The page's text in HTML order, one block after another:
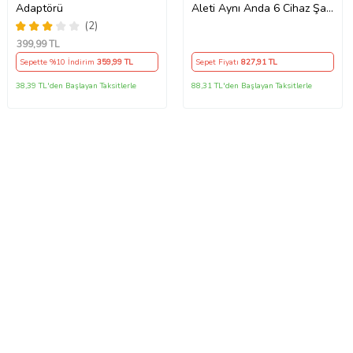
Adaptörü
(2)
399,99 TL
Sepette %10 İndirim359,99 TL
38,39 TL'den Başlayan Taksitlerle
Aleti Aynı Anda 6 Cihaz Şarj
Akıllı Şarj Cihazı
Sepet Fiyatı827,91 TL
88,31 TL'den Başlayan Taksitlerle